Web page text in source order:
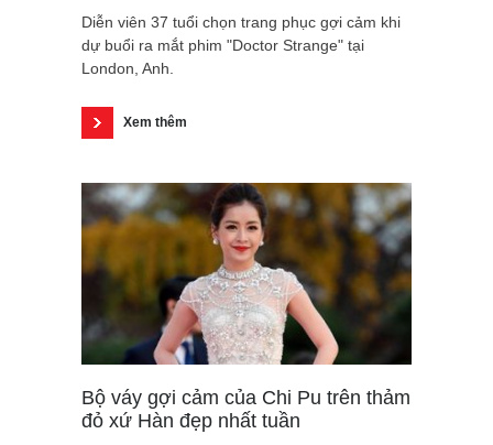
Diễn viên 37 tuổi chọn trang phục gợi cảm khi
dự buổi ra mắt phim "Doctor Strange" tại
London, Anh.
Xem thêm
Bộ váy gợi cảm của Chi Pu trên thảm
đỏ xứ Hàn đẹp nhất tuần